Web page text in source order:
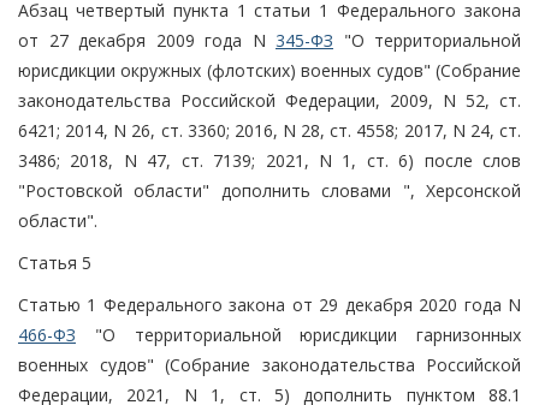
Абзац четвертый пункта 1 статьи 1 Федерального закона
от 27 декабря 2009 года N 345-ФЗ "О территориальной
юрисдикции окружных (флотских) военных судов" (Собрание
законодательства Российской Федерации, 2009, N 52, ст.
6421; 2014, N 26, ст. 3360; 2016, N 28, ст. 4558; 2017, N 24, ст.
3486; 2018, N 47, ст. 7139; 2021, N 1, ст. 6) после слов
"Ростовской области" дополнить словами ", Херсонской
области".
Статья 5
Статью 1 Федерального закона от 29 декабря 2020 года N
466-ФЗ "О территориальной юрисдикции гарнизонных
военных судов" (Собрание законодательства Российской
Федерации, 2021, N 1, ст. 5) дополнить пунктом 88.1